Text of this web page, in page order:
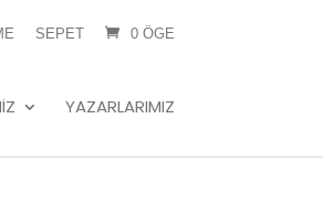
SEPET 0 ÖGE
YAZARLARIMIZ